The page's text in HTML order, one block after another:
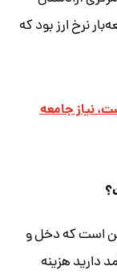
نرخ ارز بود که
نیاز جامعه
است که دخل و
دارید هزینه